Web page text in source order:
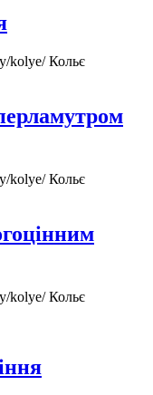
kolye/Кольє
kolye/Кольє
kolye/Кольє